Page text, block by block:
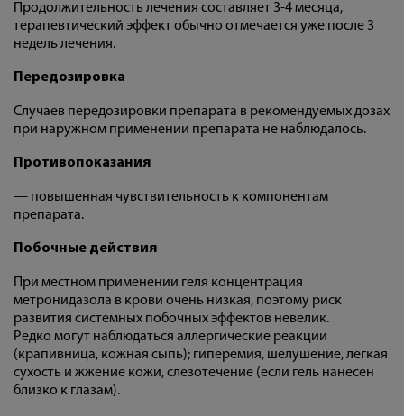
Продолжительность лечения составляет 3-4 месяца,
терапевтический эффект обычно отмечается уже после 3
недель лечения.
Передозировка
Случаев передозировки препарата в рекомендуемых дозах
при наружном применении препарата не наблюдалось.
Противопоказания
— повышенная чувствительность к компонентам
препарата.
Побочные действия
При местном применении геля концентрация
метронидазола в крови очень низкая, поэтому риск
развития системных побочных эффектов невелик.
Редко могут наблюдаться аллергические реакции
(крапивница, кожная сыпь); гиперемия, шелушение, легкая
сухость и жжение кожи, слезотечение (если гель нанесен
близко к глазам).